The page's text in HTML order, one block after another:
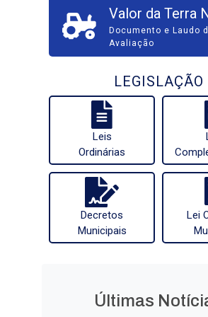
Valor da Terra
Documento e Laudo
Avaliação
LEGISLAÇÃO
Leis
Ordinárias
Decretos
Municipais
Lei
Últimas